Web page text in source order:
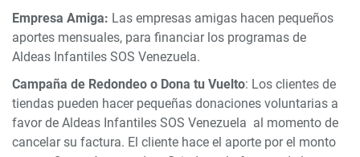
Empresa Amiga: Las empresas amigas hacen pequeños
aportes mensuales, para financiar los programas de
Aldeas Infantiles SOS Venezuela.
Campaña de Redondeo o Dona tu Vuelto: Los clientes de
tiendas pueden hacer pequeñas donaciones voluntarias a
favor de Aldeas Infantiles SOS Venezuela al momento de
cancelar su factura. El cliente hace el aporte por el monto